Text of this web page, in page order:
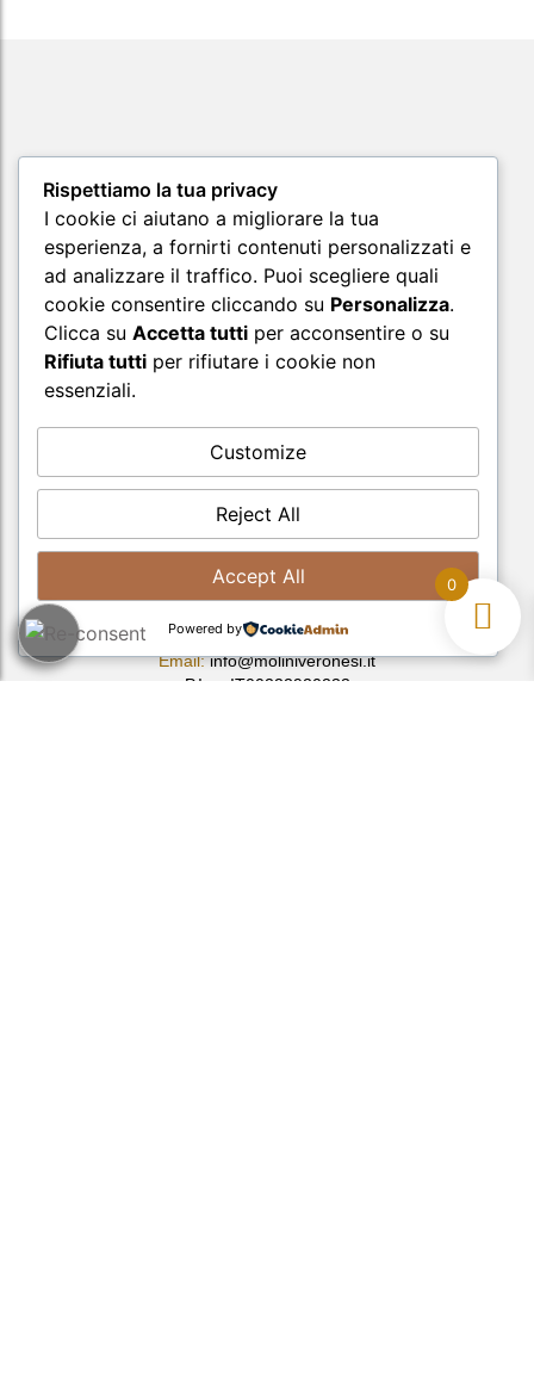
Tel:045-8801133
Email:info@moliniveronesi.it
P.Iva: IT00222920233
Supporto
Rispettiamo la tua privacy
I cookie ci aiutano a migliorare la tua
esperienza, a fornirti contenuti personalizzati e
ad analizzare il traffico. Puoi scegliere quali
cookie consentire cliccando su Personalizza.
Clicca su Accetta tutti per acconsentire o su
Rifiuta tutti per rifiutare i cookie non
essenziali.
Customize
Reject All
Accept All
Powered by
0